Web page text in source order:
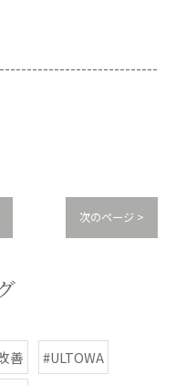
次のページ >
善
#ULTOWA